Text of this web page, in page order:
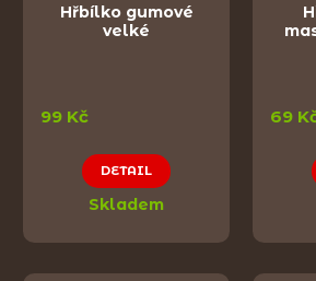
Hřbílko gumové
velké
99 Kč
DETAIL
Skladem
69